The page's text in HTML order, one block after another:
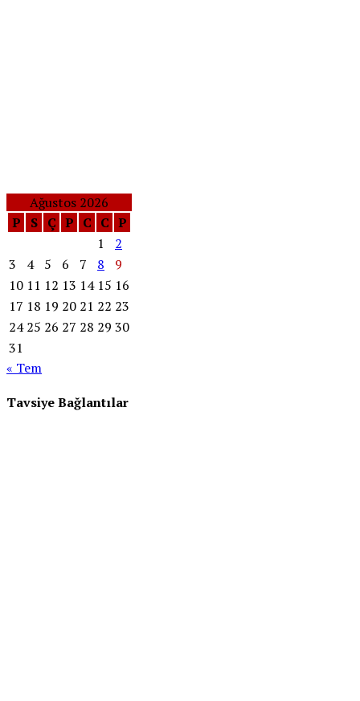
Ağustos 2026
P
S Ç P C C P
1
2
3
4 5 6 7 8
9
10 11 12 13 14 15 16
17 18 19 20 21 22 23
24 25 26 27 28 29 30
31
« Tem
Tavsiye Bağlantılar